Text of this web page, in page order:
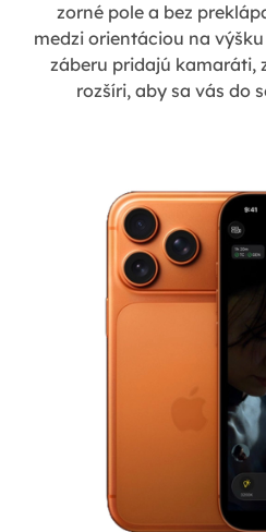
zorné pole a bez
medzi orientáciou na
záberu pridajú kamaráti,
rozšíri, aby sa vás do